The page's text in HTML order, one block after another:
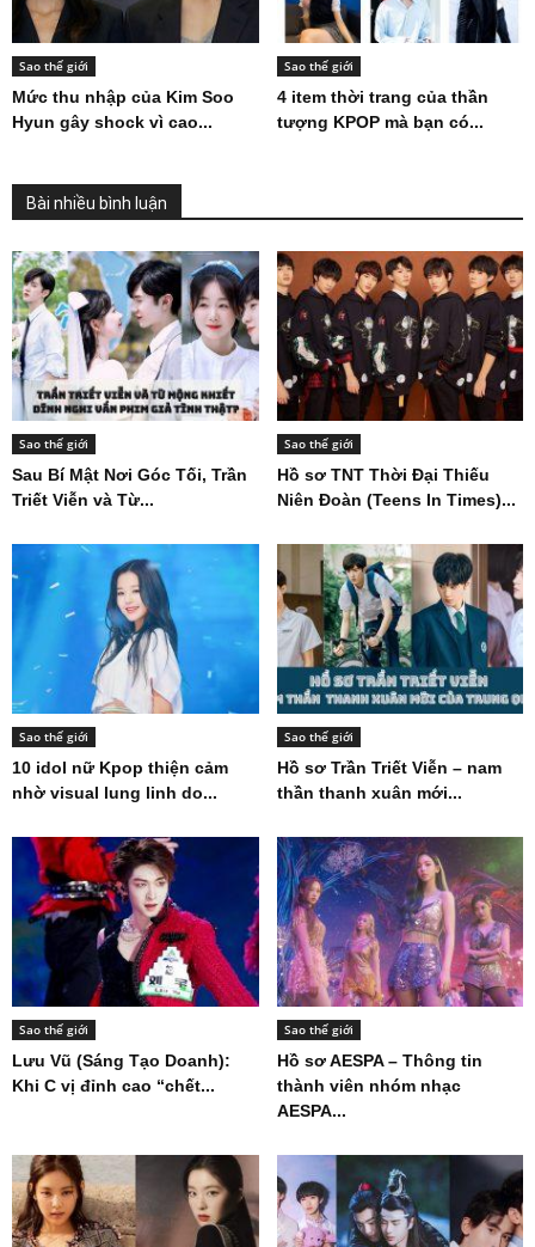
Sao thế giới
Mức thu nhập của Kim Soo
Hyun gây shock vì cao...
Sao thế giới
4 item thời trang của thần
tượng KPOP mà bạn có...
Bài nhiều bình luận
Sao thế giới
Sau Bí Mật Nơi Góc Tối, Trần
Triết Viễn và Từ...
Sao thế giới
Hồ sơ TNT Thời Đại Thiếu
Niên Đoàn (Teens In Times)...
Sao thế giới
10 idol nữ Kpop thiện cảm
nhờ visual lung linh do...
Sao thế giới
Hồ sơ Trần Triết Viễn – nam
thần thanh xuân mới...
Sao thế giới
Lưu Vũ (Sáng Tạo Doanh):
Khi C vị đỉnh cao “chết...
Sao thế giới
Hồ sơ AESPA – Thông tin
thành viên nhóm nhạc
AESPA...